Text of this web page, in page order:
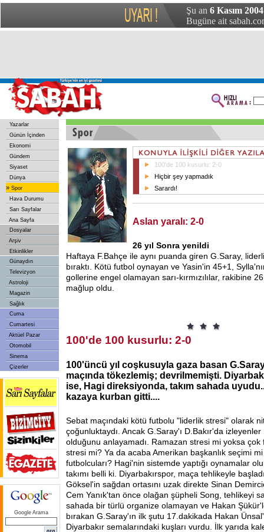
Şu an 6 Kasım
Bugüne ait
Yazarlar
Günün İçinden
Ekonomi
Gündem
Siyaset
Dünya
» Spor
Hava Durumu
Sarı Sayfalar
Ana Sayfa
Dosyalar
Arşiv
Etkinlikler
Günaydın
Televizyon
Astroloji
Magazin
Sağlık
Cuma
Cumartesi
Aktüel Pazar
Otomobil
Sinema
Çizerler
Google Arama
100'de 100 kusurlu: 2-0
Hiçbir şey yapmadık
Sarardı!
Aslan yaralı: 2-0
26 yıl Sonra yenildi
Haftaya F.Bahçe ile aynı puanda giren G.Saray,
bıraktı. Kötü futbol oynayan ve Yasin'in 45+1,
gollerine engel olamayan sarı-kırmızılılar, rakibine
mağlup oldu.
100'de 100 kusurlu: 2-0
100'üncü yıl coşkusuyla gaza basan
maçında tökezlemiş; devrilmemişti.
ise, Hagi direksiyonda, takım sahada
kazaya kurban gitti....
Sebat maçındaki kötü futbolu "liderlik stresi" olarak
çoğunluktaydı. Ancak G.Saray'ı D.Bakır'da
olduğunu anlayamadı. Ramazan stresi mi yoksa çok
stresi mi? Ya da acaba Amerikan başkanlık seçimi
futbolcuları? Hagi'nin sistemde yaptığı oynamalar
takımı belli ki. Diyarbakırspor, maça tehlikeyle
Göksel'in sağdan ortasını uzak direkte Sinan
Cem Yanık'tan önce olağan şüpheli Song, tehlikeyi
sahada bir türlü organize olamayan ve Hakan
bırakan G.Saray'ın ilk şutu 17.dakikada Hakan
Diyarbakır semalarındaki kuşları vurdu. İlk yarıda